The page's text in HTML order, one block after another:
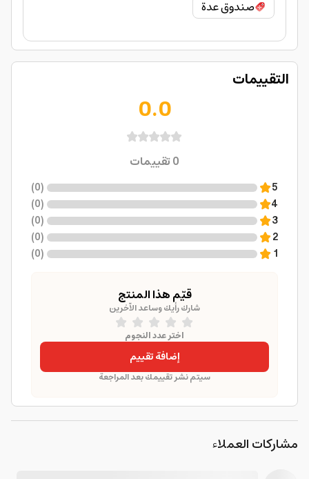
صندوق عدة
التقييمات
0.0
0تقييمات
5
(
0
)
4
(
0
)
3
(
0
)
2
(
0
)
1
(
0
)
قيّم هذا المنتج
شارك رأيك وساعد الآخرين
اختر عدد النجوم
إضافة تقييم
سيتم نشر تقييمك بعد المراجعة
مشاركات العملاء